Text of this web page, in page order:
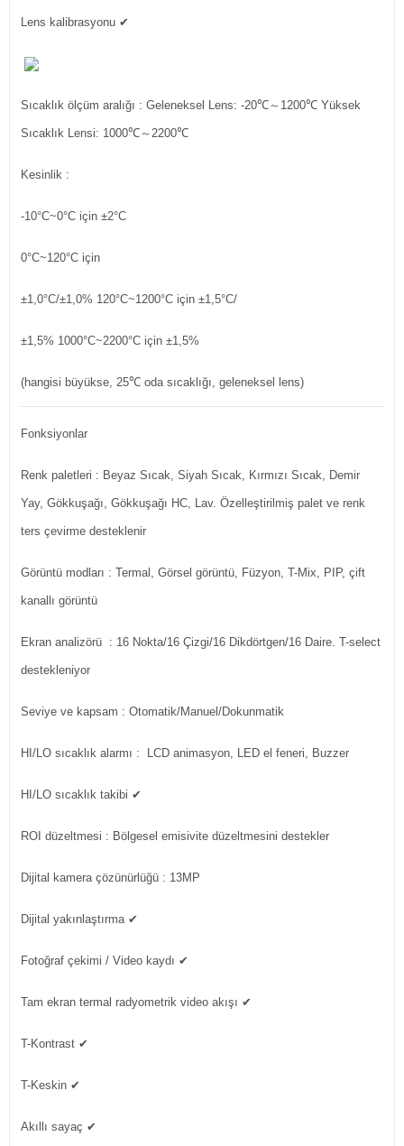
Lens kalibrasyonu ✔
Sıcaklık ölçüm aralığı : Geleneksel Lens: -20℃～1200℃ Yüksek
Sıcaklık Lensi: 1000℃～2200℃
Kesinlik :
-10°C~0°C için ±2°C
0°C~120°C için
±1,0°C/±1,0% 120°C~1200°C için ±1,5°C/
±1,5% 1000°C~2200°C için ±1,5%
(hangisi büyükse, 25℃ oda sıcaklığı, geleneksel lens)
Fonksiyonlar
Renk paletleri : Beyaz Sıcak, Siyah Sıcak, Kırmızı Sıcak, Demir
Yay, Gökkuşağı, Gökkuşağı HC, Lav. Özelleştirilmiş palet ve renk
ters çevirme desteklenir
Görüntü modları : Termal, Görsel görüntü, Füzyon, T-Mix, PIP, çift
kanallı görüntü
Ekran analizörü : 16 Nokta/16 Çizgi/16 Dikdörtgen/16 Daire. T-select
destekleniyor
Seviye ve kapsam : Otomatik/Manuel/Dokunmatik
HI/LO sıcaklık alarmı : LCD animasyon, LED el feneri, Buzzer
HI/LO sıcaklık takibi ✔
ROI düzeltmesi : Bölgesel emisivite düzeltmesini destekler
Dijital kamera çözünürlüğü : 13MP
Dijital yakınlaştırma ✔
Fotoğraf çekimi / Video kaydı ✔
Tam ekran termal radyometrik video akışı ✔
T-Kontrast ✔
T-Keskin ✔
Akıllı sayaç ✔